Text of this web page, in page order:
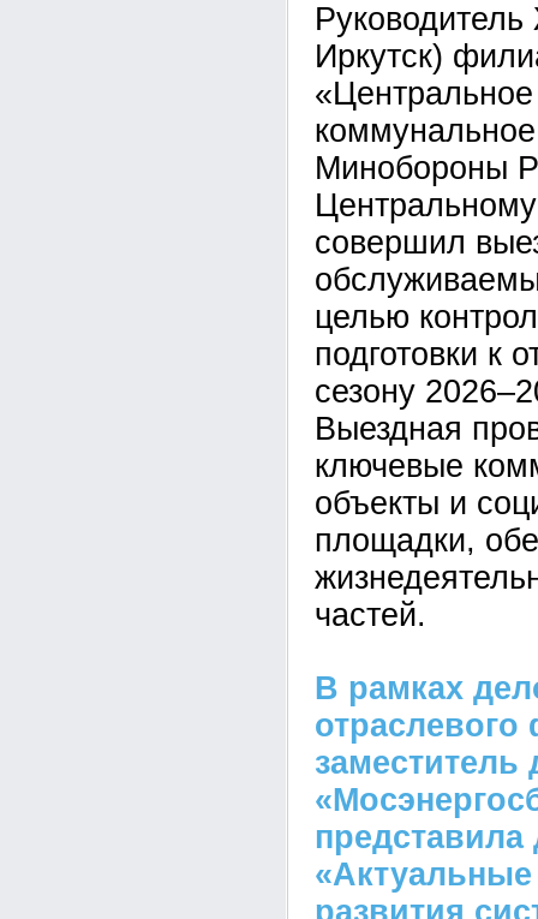
Иркутск)
Минобороны
совершил
целью
подготовки к
сезону
Выездная
ключевые
объекты и
площадки,
частей.
В рамках
представила
развития